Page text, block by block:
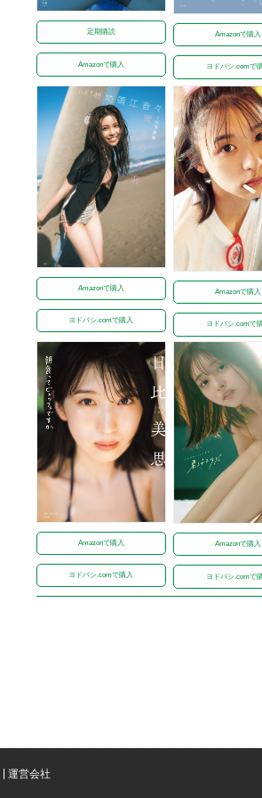
定期購読
Amazonで購入
Amazonで購入
ヨドバシ.comで
Amazonで購入
ヨドバシ.comで購入
Amazonで購入
ヨドバシ.comで
Amazonで購入
ヨドバシ.comで購入
Amazonで購入
ヨドバシ.comで
運営会社